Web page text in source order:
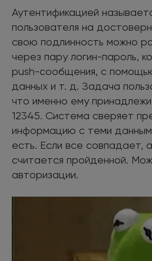
Аутентификацией
пользователя на
свою подлинность можно
через пару логин-пароль,
push-сообщения, с
данных и т. д. Задача
что именно ему
12345. Система сверяет
информацию с теми
есть. Если все совпадает,
считается пройденной.
авторизации.